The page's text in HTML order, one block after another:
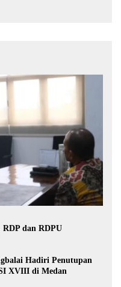
dan RDPU
Hadiri Penutupan
XVIII di Medan